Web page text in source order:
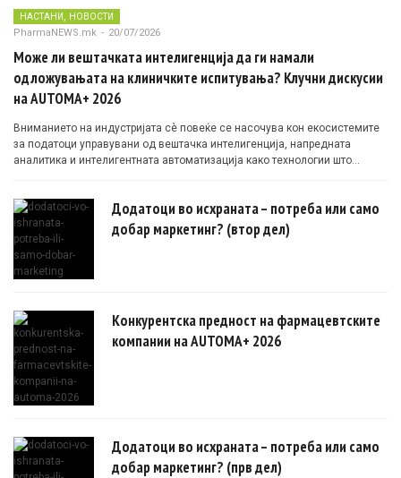
НАСТАНИ НОВОСТИ
PharmaNEWS.mk - 20/07/2026
Може ли вештачката интелигенција да ги намали
одложувањата на клиничките испитувања? Клучни дискусии
на AUTOMA+ 2026
Вниманието на индустријата сè повеќе се насочува кон екосистемите
за податоци управувани од вештачка интелигенција, напредната
аналитика и интелигентната автоматизација како технологии што
Додатоци во исхраната – потреба или само
добар маркетинг? (втор дел)
Конкурентска предност на фармацевтските
компании на AUTOMA+ 2026
Додатоци во исхраната – потреба или само
добар маркетинг? (прв дел)